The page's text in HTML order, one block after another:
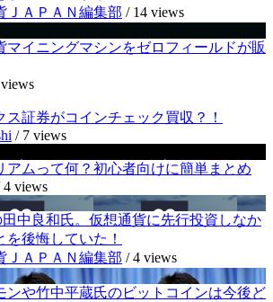
ＪＡＰＡＮ編集部 / 14 views
マイニングマシンをゼロフィールドが販
ス証券がコインチェック買収？！
/ 7 views
アムって何？初心者向けに簡単まとめ
4 views
田中良和氏。仮想通貨に先行投資しなか
を後悔していた！
ＪＡＰＡＮ編集部 /4 views
ンや竹中平蔵氏のビットコインは今後ど